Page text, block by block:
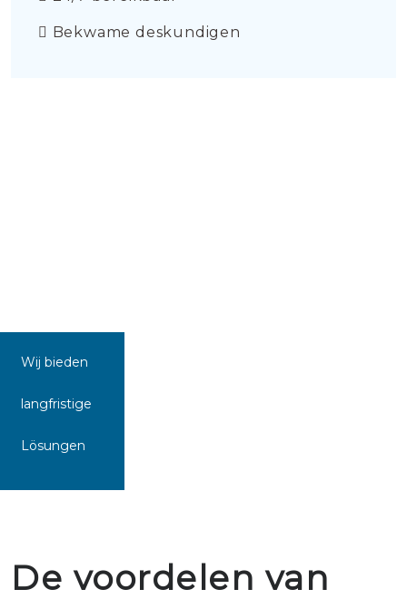
Bekwame deskundigen
Wij bieden
langfristige
Lösungen
De voordelen van